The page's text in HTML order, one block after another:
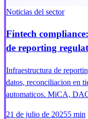
Noticias del sector
Fintech
de reporting
Infraestructura de
datos, reconciliacion en
automaticos. MiCA,
21 de julio de 20255 min